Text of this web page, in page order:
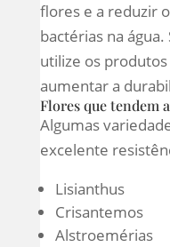
flores e a reduzir
bactérias na
utilize os
aumentar a
Flores que tendem
Algumas
excelente
Lisianthus
Crisantemos
Alstroemérias